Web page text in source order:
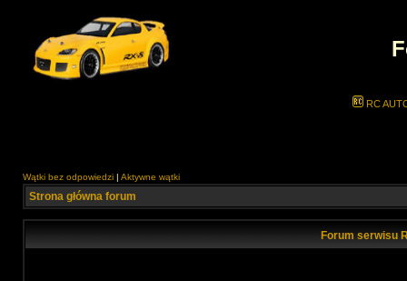
RC
Wątki bez odpowiedzi | Aktywne wątki
Strona główna forum
Forum serwisu